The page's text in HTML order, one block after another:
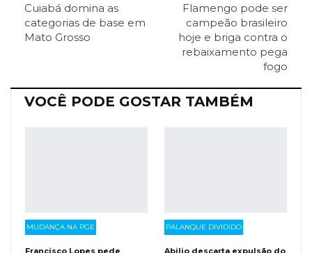
Telegram
Viber O email
Cuiabá domina as
categorias de base em
Mato Grosso
Flamengo pode ser
campeão brasileiro
hoje e briga contra o
rebaixamento pega
fogo
VOCÊ PODE GOSTAR TAMBÉM
MUDANÇA NA PGE
Francisco Lopes pede
PALANQUE DIVIDIDO
Abilio descarta expulsão do